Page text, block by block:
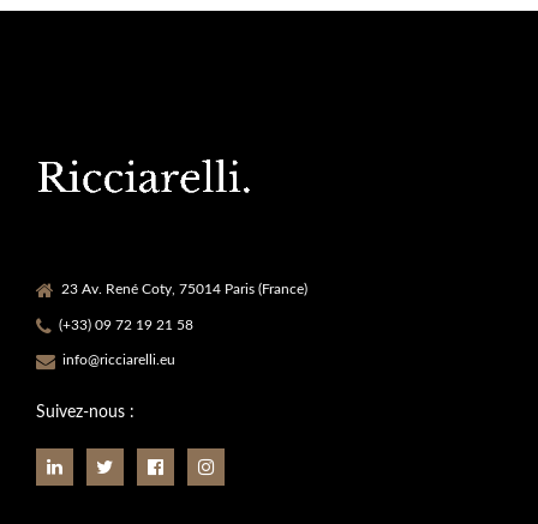
23 Av. René Coty, 75014 Paris (France)
(+33) 09 72 19 21 58
info@ricciarelli.eu
Suivez-nous :